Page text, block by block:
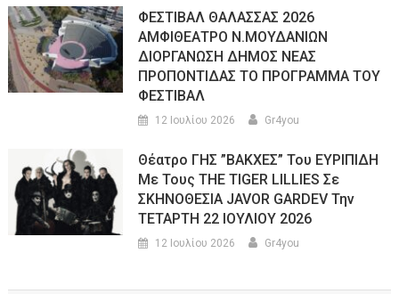
ΦΕΣΤΙΒΑΛ ΘΑΛΑΣΣΑΣ 2026
ΑΜΦΙΘΕΑΤΡΟ Ν.ΜΟΥΔΑΝΙΩΝ
ΔΙΟΡΓΑΝΩΣΗ ΔΗΜΟΣ ΝΕΑΣ
ΠΡΟΠΟΝΤΙΔΑΣ ΤΟ ΠΡΟΓΡΑΜΜΑ ΤΟΥ
ΦΕΣΤΙΒΑΛ
12 Ιουλίου 2026 Gr4you
Θέατρο ΓΗΣ ”ΒΑΚΧΕΣ” Του ΕΥΡΙΠΙΔΗ
Με Τους THE TIGER LILLIES Σε
ΣΚΗΝΟΘΕΣΙΑ JAVOR GARDEV Την
ΤΕΤΑΡΤΗ 22 ΙΟΥΛΙΟΥ 2026
12 Ιουλίου 2026 Gr4you